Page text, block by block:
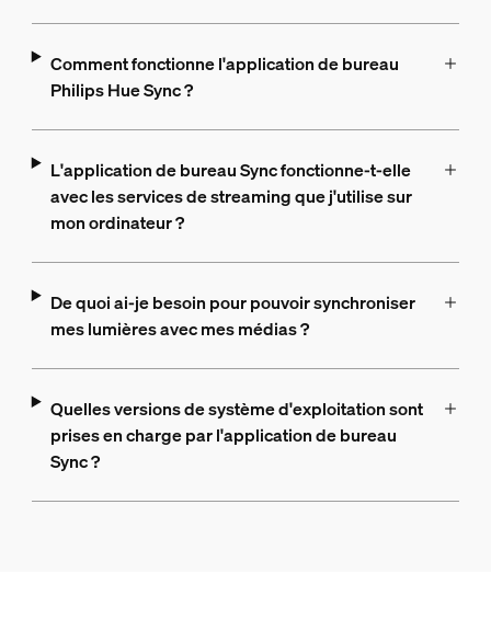
Comment fonctionne l'application de bureau
Philips Hue Sync ?
L'application de bureau Sync fonctionne-t-elle
avec les services de streaming que j'utilise sur
mon ordinateur ?
De quoi ai-je besoin pour pouvoir synchroniser
mes lumières avec mes médias ?
Quelles versions de système d'exploitation sont
prises en charge par l'application de bureau
Sync ?